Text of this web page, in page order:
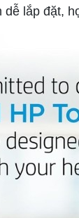
dễ lắp đặt,